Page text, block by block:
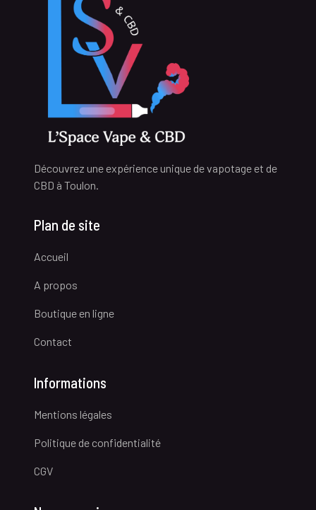
Découvrez une expérience unique de vapotage et de
CBD à Toulon.
Plan de site
Accueil
A propos
Boutique en ligne
Contact
Informations
Mentions légales
Politique de confidentialité
CGV